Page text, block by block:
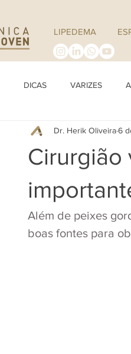
LIPEDEMA
DICAS VARIZES
Cirurgião
Dr. Herik Oliveira6
Além de peixes
boas fontes para